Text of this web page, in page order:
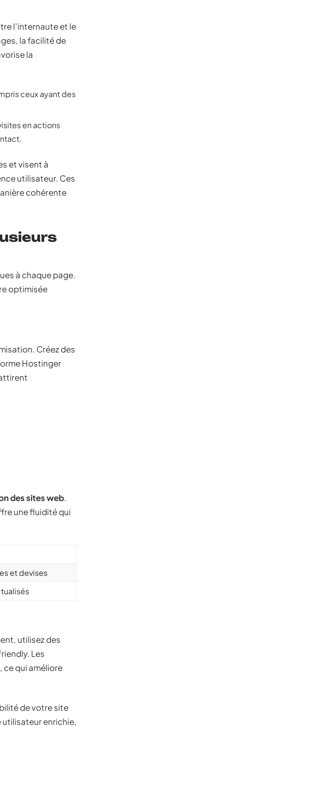
l’internaute et le
la facilité de
la
ceux ayant des
en actions
et visent à
utilisateur. Ces
cohérente
à chaque page.
optimisée
Créez des
Hostinger
des sites web.
une fluidité qui
et devises
utilisez des
Les
qui améliore
de votre site
utilisateur enrichie,